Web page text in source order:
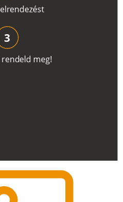
elrendezést
rendeld meg!
3